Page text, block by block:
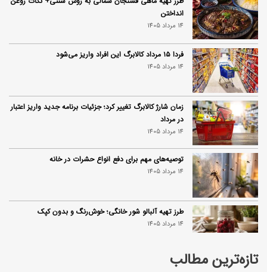
تازه‌ترین مطالب
انداختن
14 مرداد 1405
فردا ۱۵ مرداد کالابرگ این افراد واریز می‌شود
14 مرداد 1405
زمان شارژ کالابرگ تغییر کرد؛ جزئیات برنامه جدید واریز اعتبار
در مرداد
14 مرداد 1405
توصیه‌های مهم برای دفع انواع حشرات در خانه
14 مرداد 1405
طرز تهیه آلبالو شور خانگی؛ خوش‌رنگ و بدون کپک
14 مرداد 1405
طرز تهیه پنکیک با شیره انگور؛ صبحانه‌ای سالم و انرژی‌بخش